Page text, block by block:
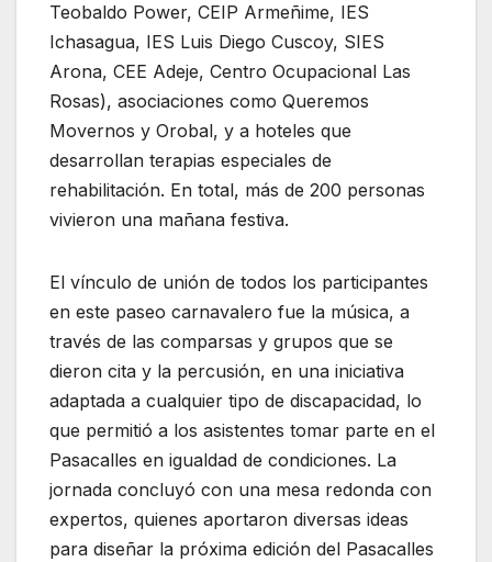
Teobaldo Power, CEIP Armeñime, IES
Ichasagua, IES Luis Diego Cuscoy, SIES
Arona, CEE Adeje, Centro Ocupacional Las
Rosas), asociaciones como Queremos
Movernos y Orobal, y a hoteles que
desarrollan terapias especiales de
rehabilitación. En total, más de 200 personas
vivieron una mañana festiva.
El vínculo de unión de todos los participantes
en este paseo carnavalero fue la música, a
través de las comparsas y grupos que se
dieron cita y la percusión, en una iniciativa
adaptada a cualquier tipo de discapacidad, lo
que permitió a los asistentes tomar parte en el
Pasacalles en igualdad de condiciones. La
jornada concluyó con una mesa redonda con
expertos, quienes aportaron diversas ideas
para diseñar la próxima edición del Pasacalles